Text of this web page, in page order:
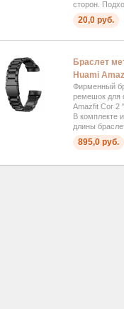
сторон.
20,0 руб.
Браслет
Huami
Фирменный
ремешок для
Amazfit Cor 2
В комплекте
длины
895,0 руб.